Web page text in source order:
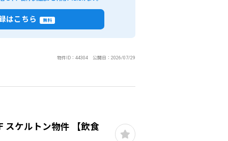
はこちら 無料
物件ID：44304 公開日：2026/07/29
スケルトン物件 【飲食